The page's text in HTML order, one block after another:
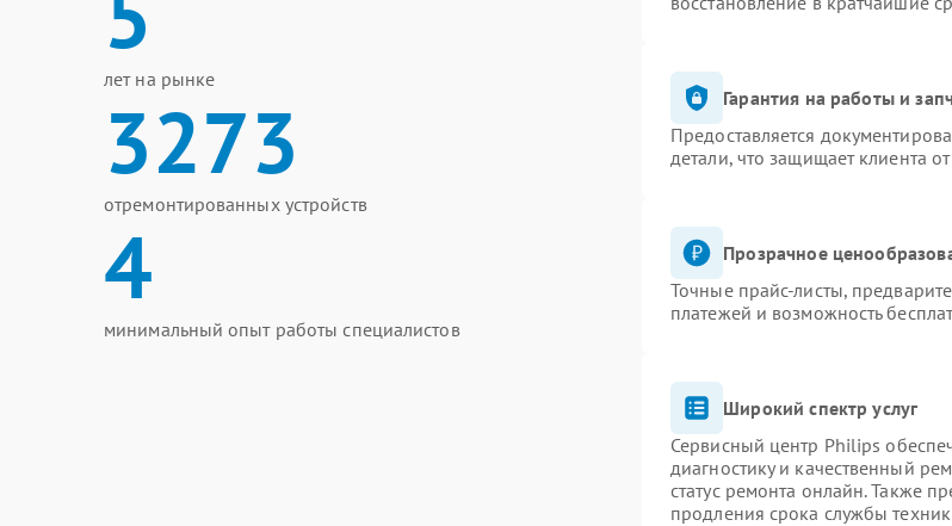
лет на рынке
3273
отремонтированных устройств
4
минимальный опыт работы специалистов
Гарантия на работы и
Предоставляется
детали, что защищает клиента
Прозрачное
Точные прайс-листы,
платежей и возможность
Широкий спектр услуг
Сервисный центр Philips
диагностику и качественный
статус ремонта онлайн. Также
продления срока службы